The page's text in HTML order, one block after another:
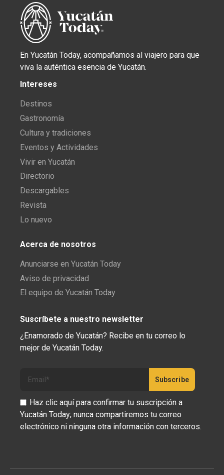
En Yucatán Today, acompañamos al viajero para que
viva la auténtica esencia de Yucatán.
Intereses
Destinos
Gastronomía
Cultura y tradiciones
Eventos y Actividades
Vivir en Yucatán
Directorio
Descargables
Revista
Lo nuevo
Acerca de nosotros
Anunciarse en Yucatán Today
Aviso de privacidad
El equipo de Yucatán Today
Suscríbete a nuestro newsletter
¿Enamorado de Yucatán? Recibe en tu correo lo
mejor de Yucatán Today.
Haz clic aquí para confirmar tu suscripción a
Yucatán Today; nunca compartiremos tu correo
electrónico ni ninguna otra información con terceros.